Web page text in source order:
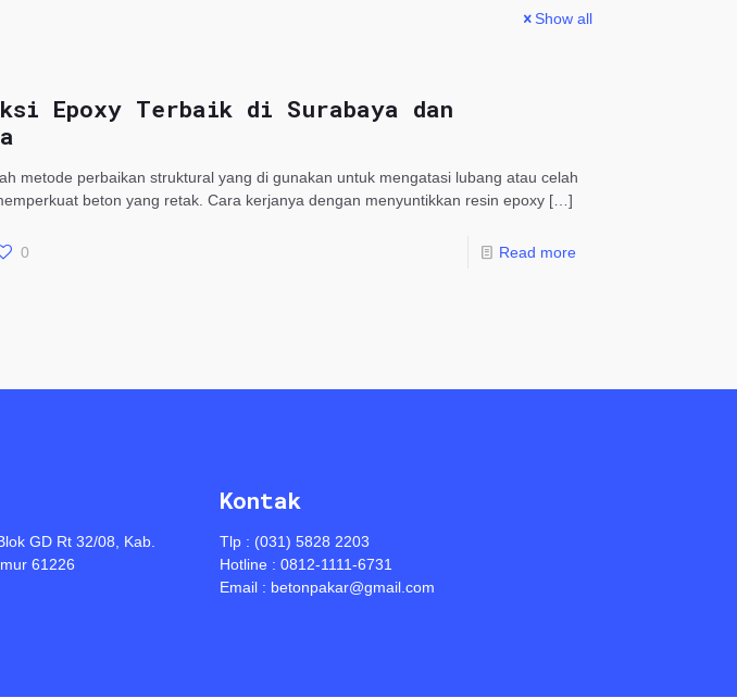
Show all
Epoxy Terbaik di Surabaya dan
metode perbaikan struktural yang di gunakan untuk mengatasi lubang atau celah
beton yang retak. Cara kerjanya dengan menyuntikkan resin epoxy[…]
0 Read more
GD Rt 32/08, Kab.
61226
Kontak
Tlp : (031) 5828 2203
Hotline : 0812-1111-6731
Email : betonpakar@gmail.com